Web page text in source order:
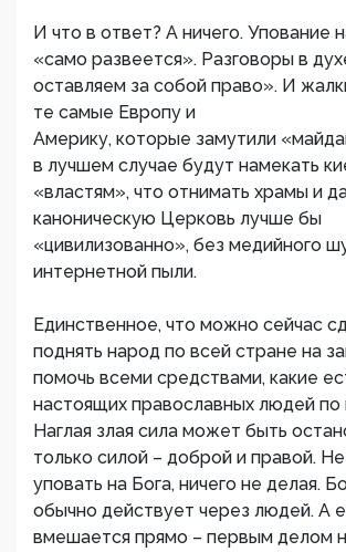
И что в ответ? А ничего. Упование
«само развеется». Разговоры в
оставляем за собой право». И
те самые Европу и
Америку, которые замутили
в лучшем случае будут намекать
«властям», что отнимать храмы и
каноническую Церковь лучше бы
«цивилизованно», без медийного
интернетной пыли.
Единственное, что можно сейчас
поднять народ по всей стране на
помочь всеми средствами, какие
настоящих православных людей по
Наглая злая сила может быть
только силой – доброй и правой.
уповать на Бога, ничего не делая.
обычно действует через людей. А
вмешается прямо – первым делом